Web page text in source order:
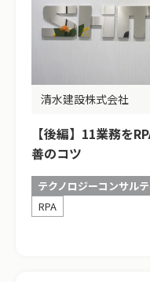
清水建設株式会社
【後編】11業務を
善のコツ
テクノロジーコンサル
RPA